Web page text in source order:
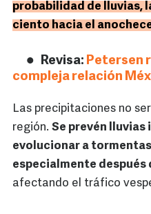
probabilidad de lluvias,
ciento hacia el
Revisa: Petersen
compleja relación
Las precipitaciones no
región. Se prevén
evolucionar a
especialmente después
afectando el tráfico